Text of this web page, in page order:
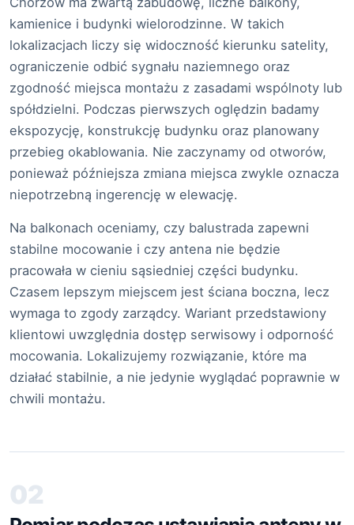
kamienice i budynki wielorodzinne. W takich
lokalizacjach liczy się widoczność kierunku satelity,
ograniczenie odbić sygnału naziemnego oraz
zgodność miejsca montażu z zasadami wspólnoty lub
spółdzielni. Podczas pierwszych oględzin badamy
ekspozycję, konstrukcję budynku oraz planowany
przebieg okablowania. Nie zaczynamy od otworów,
ponieważ późniejsza zmiana miejsca zwykle oznacza
niepotrzebną ingerencję w elewację.
Na balkonach oceniamy, czy balustrada zapewni
stabilne mocowanie i czy antena nie będzie
pracowała w cieniu sąsiedniej części budynku.
Czasem lepszym miejscem jest ściana boczna, lecz
wymaga to zgody zarządcy. Wariant przedstawiony
klientowi uwzględnia dostęp serwisowy i odporność
mocowania. Lokalizujemy rozwiązanie, które ma
działać stabilnie, a nie jedynie wyglądać poprawnie w
chwili montażu.
02